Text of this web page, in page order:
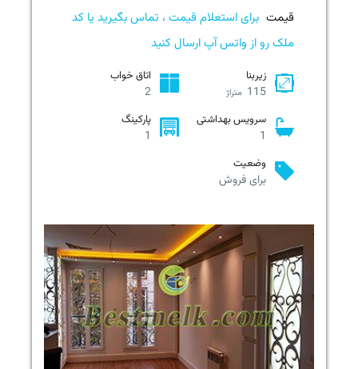
قیمت برای استعلام قیمت ، تماس بگیرید یا کد
ملک رو از واتس آپ ارسال کنید
زیربنا
115 متراژ
اتاق خواب
2
سرویس بهداشتی
1
پارکینگ
1
وضعیت
برای فروش